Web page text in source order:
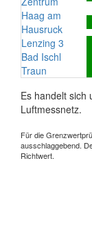
Haag am
Hausruck
Lenzing 3
Bad Ischl
Traun
Es handelt sich
Luftmessnetz.
Für die
ausschlaggebend.
Richtwert.